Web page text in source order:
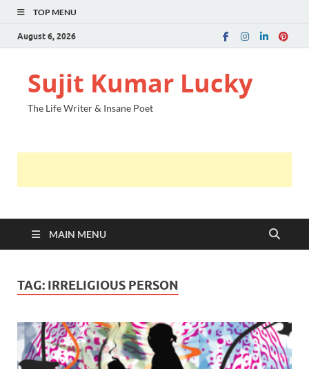
TOP MENU
August 6, 2026
Sujit Kumar Lucky
The Life Writer & Insane Poet
MAIN MENU
TAG: IRRELIGIOUS PERSON